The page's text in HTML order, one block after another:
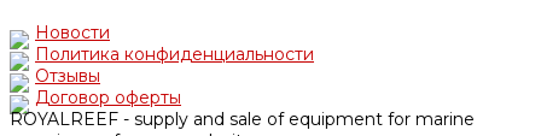
Новости
Политика конфиденциальности
Отзывы
Договор оферты
ROYALREEF - supply and sale of equipment for marine